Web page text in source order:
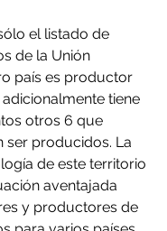
el listado de
de la Unión
país es productor
tiene
otros 6 que
ser producidos. La
de este territorio
aventajada
y productores de